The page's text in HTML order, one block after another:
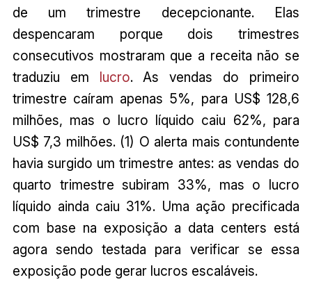
de um trimestre decepcionante. Elas
despencaram porque dois trimestres
consecutivos mostraram que a receita não se
traduziu em lucro. As vendas do primeiro
trimestre caíram apenas 5%, para US$ 128,6
milhões, mas o lucro líquido caiu 62%, para
US$ 7,3 milhões. (1) O alerta mais contundente
havia surgido um trimestre antes: as vendas do
quarto trimestre subiram 33%, mas o lucro
líquido ainda caiu 31%. Uma ação precificada
com base na exposição a data centers está
agora sendo testada para verificar se essa
exposição pode gerar lucros escaláveis.